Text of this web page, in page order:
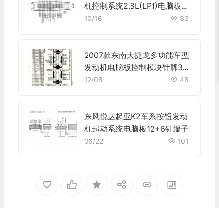
机控制系统2.8L(LP1)电脑板端
子
10/16 83
2007款东南大捷龙多功能车型
发动机电脑板控制模块针脚38
+38+38+38针 端子图
12/08 48
东风悦达起亚K2车系按钮发动
机起动系统电脑板12+6针端子
06/22 101